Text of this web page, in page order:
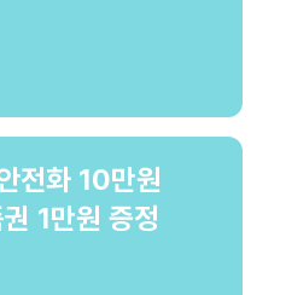
전화 10만원
1만원 증정